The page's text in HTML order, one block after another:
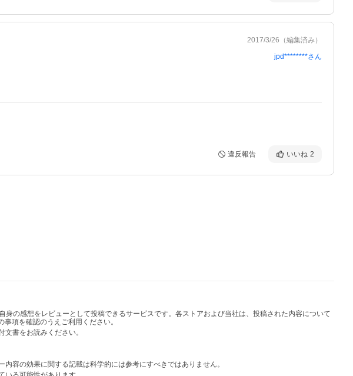
2017/3/26 （編集済み）
jpd********さん
違反報告 いいね 2
の感想をレビューとして投稿できるサービスです。各ストアおよび当社は、投稿された内容について
項を確認のうえご利用ください。
書をお読みください。
容の効果に関する記載は科学的には参考にすべきではありません。